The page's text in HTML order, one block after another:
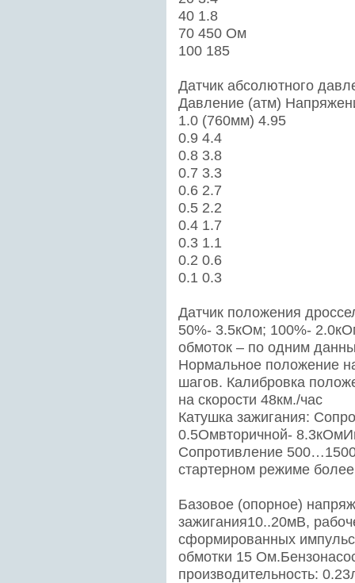
40 1.8
70 450 Ом
100 185
Датчик абсолютного
Давление (атм)
1.0 (760мм) 4.95
0.9 4.4
0.8 3.8
0.7 3.3
0.6 2.7
0.5 2.2
0.4 1.7
0.3 1.1
0.2 0.6
0.1 0.3
Датчик положения
50%- 3.5кОм; 100%-
обмоток – по одним
Нормальное положение
шагов. Калибровка
на скорости 48км./час
Катушка зажигания:
0.5Омвторичной-
Сопротивление
стартерном режиме
Базовое (опорное)
зажигания10..20мВ,
сформированных
обмотки 15
производительность: